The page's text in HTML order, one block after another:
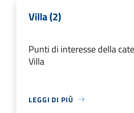
Villa (2)
Punti di interesse della
Villa
LEGGI DI PIÙ